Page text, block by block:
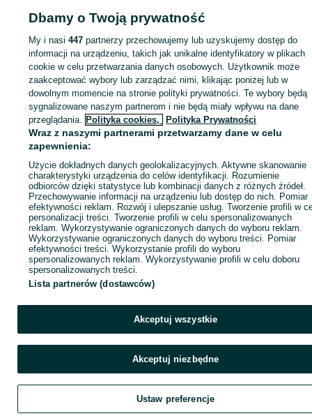
Strona główna Elektronika Sprzęt audio
Małopolskie
Wzmacniacze - Kraków Wzmacniacze - Podgórze Duchackie
KATEGORIA
1066861606 Wyświetlenia:
Zadzwoń / SMS
Dbamy o Twoją prywatność
My i nasi447 partnerzy przechowujemy lub uzyskujemy dostęp do
informacji na urządzeniu, takich jak unikalne identyfikatory w plikach
cookie w celu przetwarzania danych osobowych. Użytkownik może
zaakceptować wybory lub zarządzać nimi, klikając poniżej lub w
dowolnym momencie na stronie polityki prywatności. Te wybory będą
sygnalizowane naszym partnerom i nie będą miały wpływu na dane
przeglądania. Polityka cookies, Polityka Prywatności
Wraz z naszymi partnerami przetwarzamy dane w celu
zapewnienia:
Użycie dokładnych danych geolokalizacyjnych. Aktywne skanowanie
charakterystyki urządzenia do celów identyfikacji. Rozumienie
odbiorców dzięki statystyce lub kombinacji danych z różnych źródeł.
Przechowywanie informacji na urządzeniu lub dostęp do nich. Pomiar
efektywności reklam. Rozwój i ulepszanie usług. Tworzenie profili w
personalizacji treści. Tworzenie profili w celu spersonalizowanych
reklam. Wykorzystywanie ograniczonych danych do wyboru reklam.
Wykorzystywanie ograniczonych danych do wyboru treści. Pomiar
efektywności treści. Wykorzystanie profili do wyboru
spersonalizowanych reklam. Wykorzystywanie profili w celu doboru
spersonalizowanych treści.
Lista partnerów (dostawców)
Akceptuj wszystkie
Akceptuj niezbędne
Ustaw preferencje